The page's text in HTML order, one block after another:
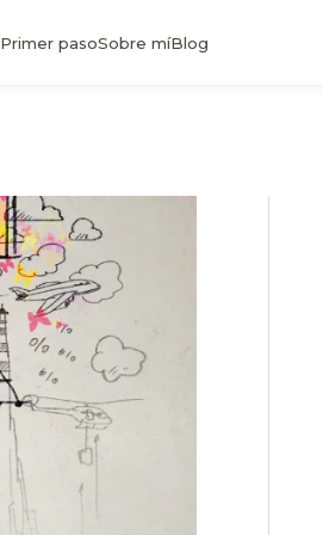
Primer pasoSobre míBlog